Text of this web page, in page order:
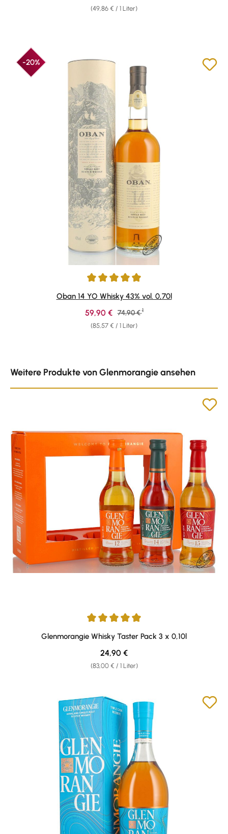
(49,86 € / 1 Liter)
-20%
Durchschnittliche Bewertung von 4.88 von 5 Sternen
Oban 14 YO Whisky 43% vol. 0,70l
(85,57 € / 1 Liter)
Verkaufspreis:
59,90 € Regulärer Preis:
74,90 € 1
Weitere Produkte von Glenmorangie ansehen
Durchschnittliche Bewertung von 5 von 5 Sternen
Glenmorangie Whisky Taster Pack 3 x 0,10l
(83,00 € / 1 Liter)
Regulärer Preis:
24,90 €